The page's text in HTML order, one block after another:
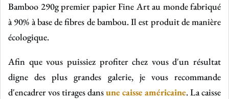
Bamboo 290gpremier papier Fine Art au monde fabriqué
à 90% à base de fibres de bambou. Il est produit de manière
écologique.
Afin que vous puissiez profiter chez vous d'un résultat
digne des plus grandes galerie, je vous recommande
d'encadrer vos tirages dansune caisse américaine. La caisse